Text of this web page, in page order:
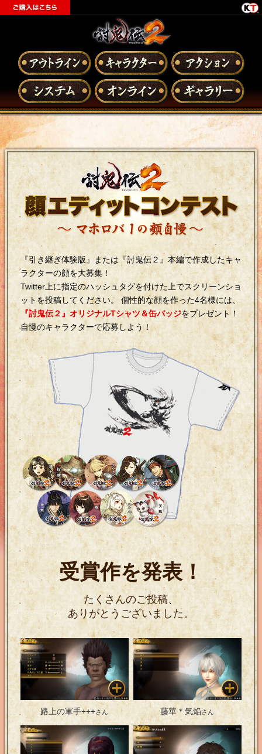
『引き継ぎ体験版』または『討鬼伝２』本編で作成したキャ
ラクターの顔を大募集！
Twitter上に指定のハッシュタグを付けた上でスクリーンショ
ットを投稿してください。 個性的な顔を作った4名様には、
『討鬼伝２』オリジナルTシャツ＆缶バッジをプレゼント！
自慢のキャラクターで応募しよう！
受賞作を発表！
たくさんのご投稿、
ありがとうございました。
路上の軍手+++さん 藤華＊気焔さん